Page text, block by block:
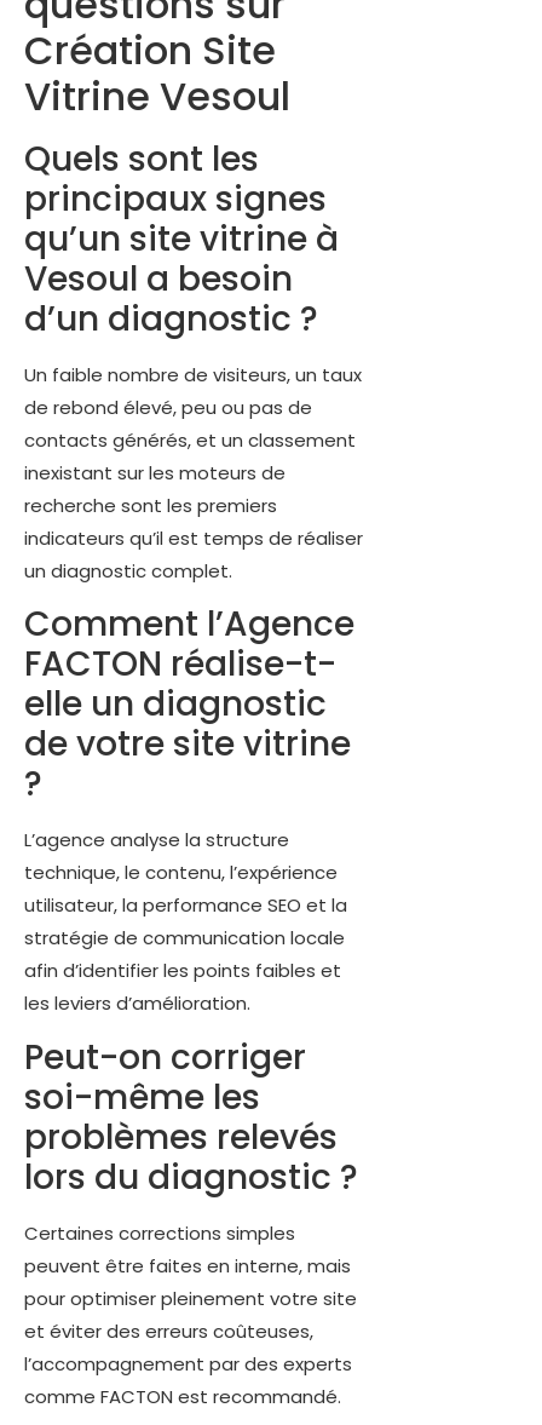
Création Site
Vitrine Vesoul
Quels sont les
principaux signes
qu’un site vitrine à
Vesoul a besoin
d’un diagnostic ?
Un faible nombre de visiteurs, un taux
de rebond élevé, peu ou pas de
contacts générés, et un classement
inexistant sur les moteurs de
recherche sont les premiers
indicateurs qu’il est temps de réaliser
un diagnostic complet.
Comment l’Agence
FACTON réalise-t-
elle un diagnostic
de votre site vitrine
?
L’agence analyse la structure
technique, le contenu, l’expérience
utilisateur, la performance SEO et la
stratégie de communication locale
afin d’identifier les points faibles et
les leviers d’amélioration.
Peut-on corriger
soi-même les
problèmes relevés
lors du diagnostic ?
Certaines corrections simples
peuvent être faites en interne, mais
pour optimiser pleinement votre site
et éviter des erreurs coûteuses,
l’accompagnement par des experts
comme FACTON est recommandé.